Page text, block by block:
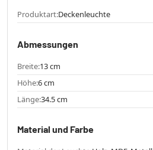
Produktart:Deckenleuchte
Abmessungen
Breite:13 cm
Höhe:6 cm
Länge:34.5 cm
Material und Farbe